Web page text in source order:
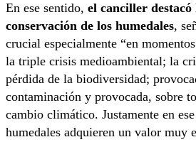
En ese sentido, el canciller
conservación de los humedales,
crucial especialmente “en
la triple crisis medioambiental; la
pérdida de la biodiversidad;
contaminación y provocada, sobre
cambio climático. Justamente en
humedales adquieren un valor muy